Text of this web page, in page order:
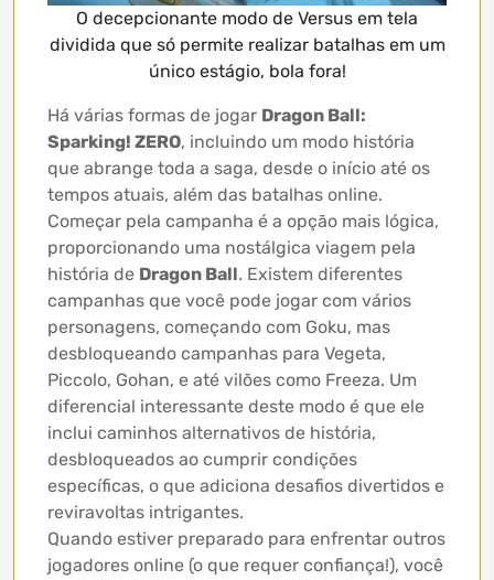
O decepcionante modo de Versus em tela
dividida que só permite realizar batalhas em um
único estágio, bola fora!
Há várias formas de jogar Dragon Ball:
Sparking! ZERO, incluindo um modo história
que abrange toda a saga, desde o início até os
tempos atuais, além das batalhas online.
Começar pela campanha é a opção mais lógica,
proporcionando uma nostálgica viagem pela
história de Dragon Ball. Existem diferentes
campanhas que você pode jogar com vários
personagens, começando com Goku, mas
desbloqueando campanhas para Vegeta,
Piccolo, Gohan, e até vilões como Freeza. Um
diferencial interessante deste modo é que ele
inclui caminhos alternativos de história,
desbloqueados ao cumprir condições
específicas, o que adiciona desafios divertidos e
reviravoltas intrigantes.
Quando estiver preparado para enfrentar outros
jogadores online (o que requer confiança!), você